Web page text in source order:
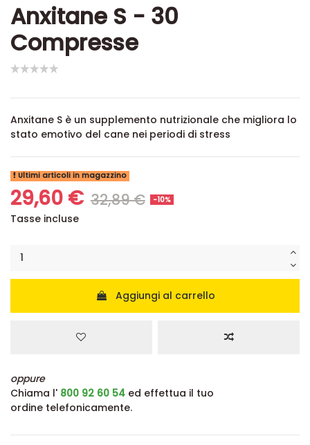
Anxitane S - 30
Compresse
Anxitane S è un supplemento nutrizionale che migliora lo
stato emotivo del cane nei periodi di stress
Ultimi articoli in magazzino
29,60 € 32,89 € -10%
Tasse incluse
Aggiungi al carrello
oppure
Chiama l' 800 92 60 54 ed effettua il tuo
ordine telefonicamente.